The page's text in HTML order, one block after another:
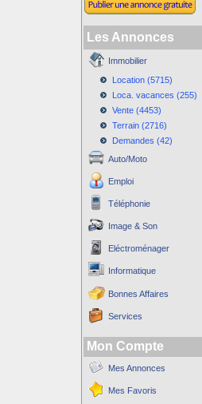
Les Annonces
Immobilier
Location (5715)
Loca. vacances (255)
Vente (4453)
Terrain (2716)
Demandes (42)
Auto/Moto
Emploi
Téléphonie
Image & Son
Eléctroménager
Informatique
Bonnes Affaires
Services
Mon Compte
Mes Annonces
Mes Favoris